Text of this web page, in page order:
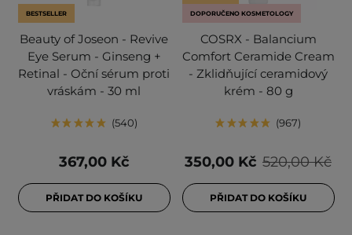
BESTSELLER
Beauty of Joseon - Revive
Eye Serum - Ginseng +
Retinal - Oční sérum proti
vráskám - 30 ml
540
367,00 Kč
PŘIDAT DO KOŠÍKU
DOPORUČENO KOSMETOLOGY
COSRX - Balancium
Comfort Ceramide Cream
- Zklidňující ceramidový
krém - 80 g
967
520,00 Kč
350,00 Kč
PŘIDAT DO KOŠÍKU